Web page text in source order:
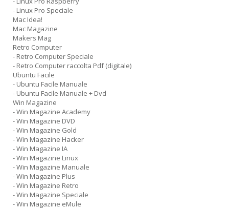
- Linux Pro Speciale
Mac Idea!
Mac Magazine
Makers Mag
Retro Computer
- Retro Computer Speciale
- Retro Computer raccolta Pdf (digitale)
Ubuntu Facile
- Ubuntu Facile Manuale
- Ubuntu Facile Manuale + Dvd
Win Magazine
- Win Magazine Academy
- Win Magazine DVD
- Win Magazine Gold
- Win Magazine Hacker
- Win Magazine IA
- Win Magazine Linux
- Win Magazine Manuale
- Win Magazine Plus
- Win Magazine Retro
- Win Magazine Speciale
- Win Magazine eMule